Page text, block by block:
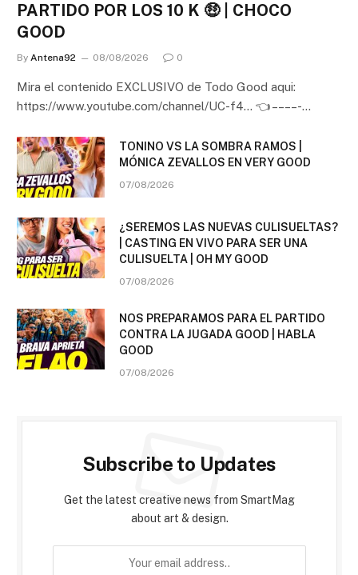
PARTIDO POR LOS 10 K 🤑 | CHOCO
GOOD
By Antena92 08/08/2026 0
Mira el contenido EXCLUSIVO de Todo Good aqui:
https://www.youtube.com/channel/UC-f4… 👈 – – – – -…
TONINO VS LA SOMBRA RAMOS |
MÓNICA ZEVALLOS EN VERY GOOD
07/08/2026
¿SEREMOS LAS NUEVAS CULISUELTAS?
| CASTING EN VIVO PARA SER UNA
CULISUELTA | OH MY GOOD
07/08/2026
NOS PREPARAMOS PARA EL PARTIDO
CONTRA LA JUGADA GOOD | HABLA
GOOD
07/08/2026
Subscribe to Updates
Get the latest creative news from SmartMag
about art & design.